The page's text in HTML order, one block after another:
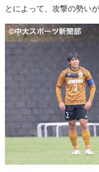
とによって、攻撃の勢いが